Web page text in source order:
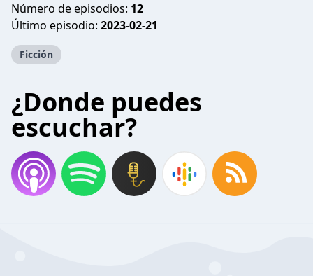
Número de episodios: 12
Último episodio: 2023-02-21
Ficción
¿Donde puedes
escuchar?